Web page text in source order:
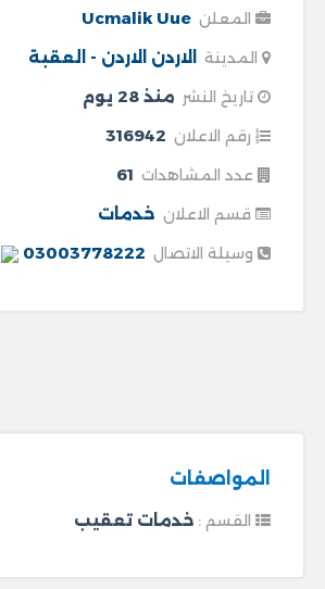
المعلن Ucmalik Uue
المدينة الاردن الاردن - العقبة
تاريخ النشر منذ 28 يوم
رقم الاعلان 316942
عدد المشاهدات 61
قسم الاعلان خدمات
وسيلة الاتصال 03003778222
المواصفات
خدمات تعقيب